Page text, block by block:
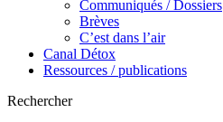
Communiqués / Dossiers
Brèves
C’est dans l’air
Canal Détox
Ressources / publications
Rechercher